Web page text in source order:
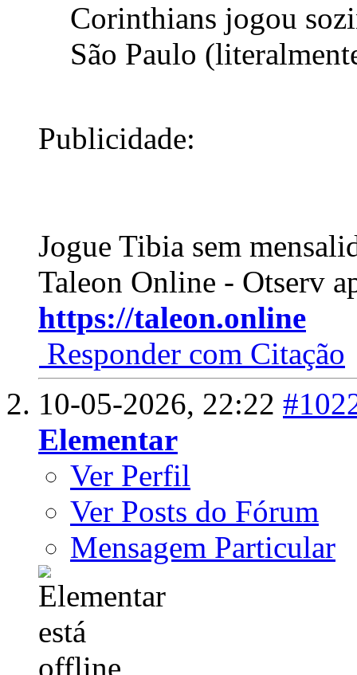
Corinthians jogou
São Paulo
Publicidade:
Jogue Tibia sem
Taleon Online - Otserv
https://taleon.online
Responder com Citação
10-05-2026, 22:22
Elementar
Ver Perfil
Ver Posts do Fórum
Mensagem Particular